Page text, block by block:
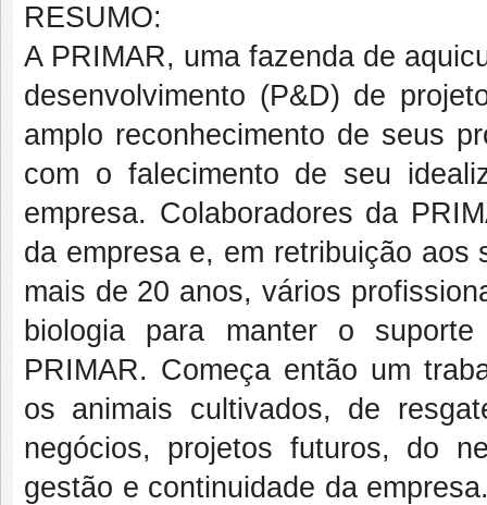
RESUMO:
A PRIMAR, uma fazenda de
desenvolvimento (P&D) de
amplo reconhecimento de seus
com o falecimento de seu
empresa. Colaboradores da
da empresa e, em retribuição
mais de 20 anos, vários
biologia para manter o
PRIMAR. Começa então um
os animais cultivados, de
negócios, projetos futuros, do
gestão e continuidade da